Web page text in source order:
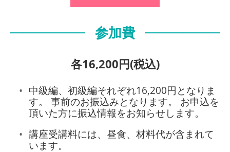
参加費
各16,200円(税込)
中級編、初級編それぞれ16,200円となりま
す。 事前のお振込みとなります。 お申込を
頂いた方に振込情報をお知らせします。
講座受講料には、昼食、材料代が含まれて
います。